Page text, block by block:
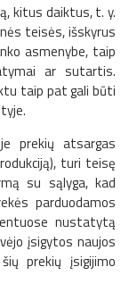
kitus daiktus, t. y.
teisės, išskyrus
asmenybe, taip
ar sutartis.
taip pat gali būti
prekių atsargas
turi teisę
su sąlyga, kad
parduodamos
nustatytą
įsigytos naujos
prekių įsigijimo